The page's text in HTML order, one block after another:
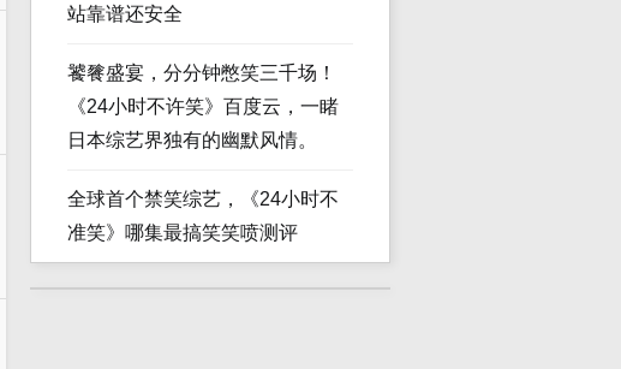
站靠谱还安全
饕餮盛宴，分分钟憋笑三千场！
《24小时不许笑》百度云，一睹
日本综艺界独有的幽默风情。
全球首个禁笑综艺，《24小时不
准笑》哪集最搞笑笑喷测评